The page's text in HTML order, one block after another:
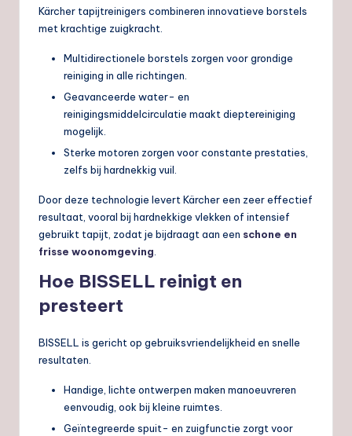
Kärcher tapijtreinigers combineren innovatieve borstels
met krachtige zuigkracht.
Multidirectionele borstels zorgen voor grondige
reiniging in alle richtingen.
Geavanceerde water- en
reinigingsmiddelcirculatie maakt dieptereiniging
mogelijk.
Sterke motoren zorgen voor constante prestaties,
zelfs bij hardnekkig vuil.
Door deze technologie levert Kärcher een zeer effectief
resultaat, vooral bij hardnekkige vlekken of intensief
gebruikt tapijt, zodat je bijdraagt aan een schone en
frisse woonomgeving
Hoe BISSELL reinigt en
presteert
BISSELL is gericht op gebruiksvriendelijkheid en snelle
resultaten.
Handige, lichte ontwerpen maken manoeuvreren
eenvoudig, ook bij kleine ruimtes.
Geïntegreerde spuit- en zuigfunctie zorgt voor